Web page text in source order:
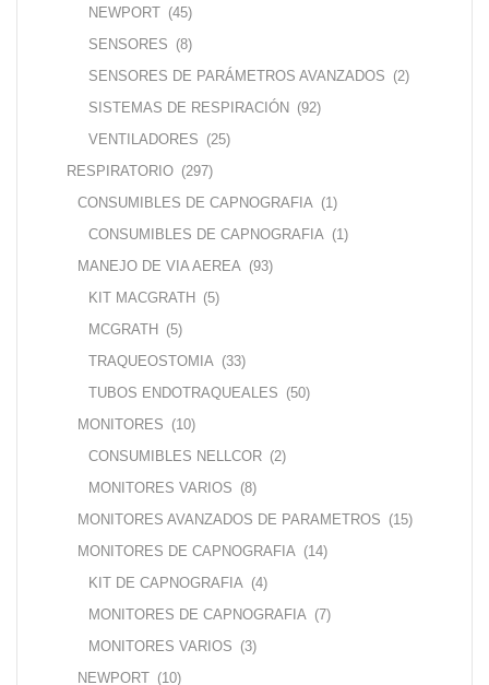
NEWPORT (45)
SENSORES (8)
SENSORES DE PARÁMETROS AVANZADOS (2)
SISTEMAS DE RESPIRACIÓN (92)
VENTILADORES (25)
RESPIRATORIO (297)
CONSUMIBLES DE CAPNOGRAFIA (1)
CONSUMIBLES DE CAPNOGRAFIA (1)
MANEJO DE VIA AEREA (93)
KIT MACGRATH (5)
MCGRATH (5)
TRAQUEOSTOMIA (33)
TUBOS ENDOTRAQUEALES (50)
MONITORES (10)
CONSUMIBLES NELLCOR (2)
MONITORES VARIOS (8)
MONITORES AVANZADOS DE PARAMETROS (15)
MONITORES DE CAPNOGRAFIA (14)
KIT DE CAPNOGRAFIA (4)
MONITORES DE CAPNOGRAFIA (7)
MONITORES VARIOS (3)
NEWPORT (10)